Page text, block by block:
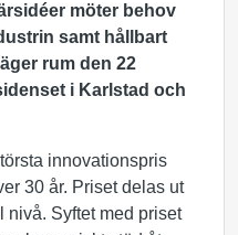
möter behov
samt hållbart
rum den 22
i Karlstad och
innovationspris
30 år. Priset delas ut
nivå. Syftet med priset